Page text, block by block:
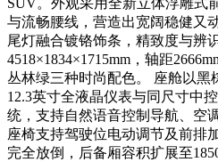
SUV。外观采用全新立体浮雕式
与流畅腰线，营造出宽阔稳健又
尾灯融合镀铬饰条，精致度与辨
4518×1834×1715mm，轴距
丛林绿三种时尚配色。 座舱以黑
12.3英寸全液晶仪表与同尺寸中
统，支持自然语音控制导航、空
座椅支持驾驶位电动调节及前排
完全放倒，后备厢容积扩展至